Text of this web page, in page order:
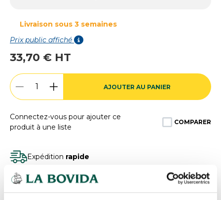
Livraison sous 3 semaines
Prix public affiché
33,70 € HT
AJOUTER AU PANIER
Connectez-vous pour ajouter ce
produit à une liste
COMPARER
Expédition rapide
Des expertsà votre écoute